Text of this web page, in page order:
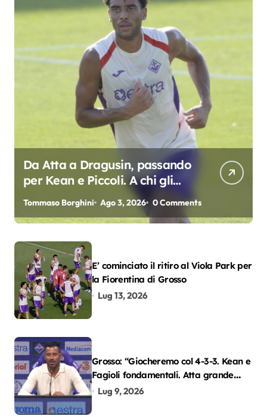
Da Atta a Dragusin, passando
per Kean e Piccoli. A chi gli
oscar del precampionato?
Tommaso Borghini Ago 3, 2026 0 Comments
E’ cominciato il ritiro al Viola Park per
la Fiorentina di Grosso
Lug 13, 2026
Grosso: “Giocheremo col 4-3-3. Kean e
Fagioli fondamentali. Atta grande
colpo”
Lug 9, 2026